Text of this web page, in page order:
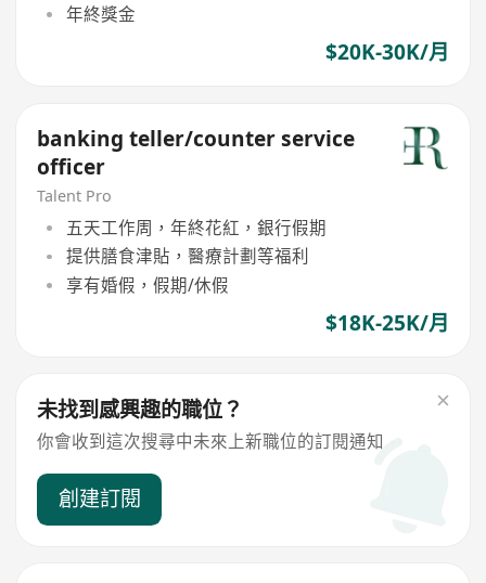
年終獎金
$20K-30K/月
banking teller/counter service
officer
Talent Pro
五天工作周，年終花紅，銀行假期
提供膳食津貼，醫療計劃等福利
享有婚假，假期/休假
$18K-25K/月
未找到感興趣的職位？
你會收到這次搜尋中未來上新職位的訂閱通知
創建訂閱